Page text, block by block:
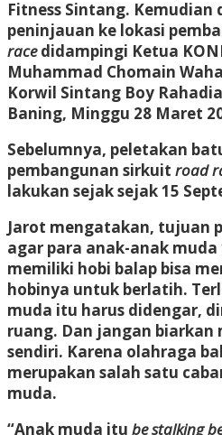
Fitness Sintang.
peninjauan ke lokasi
racedidampingi Ketua
Muhammad Chomain
Korwil Sintang Boy
Baning, Minggu 28 Maret
Sebelumnya, peletakan
pembangunan sirkuit road
lakukan sejak sejak 15
Jarot mengatakan, tujuan
agar para anak-anak
memiliki hobi balap bisa
hobinya untuk berlatih.
muda itu harus didengar,
ruang. Dan jangan biarkan
sendiri. Karena olahraga
merupakan salah satu
muda.
“Anak muda itu be stalking